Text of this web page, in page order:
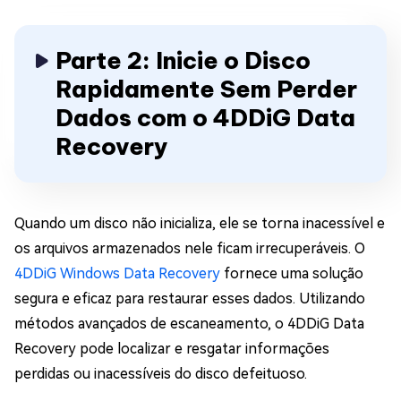
Parte 2: Inicie o Disco
Rapidamente Sem Perder
Dados com o 4DDiG Data
Recovery
Quando um disco não inicializa, ele se torna inacessível e
os arquivos armazenados nele ficam irrecuperáveis. O
4DDiG Windows Data Recovery fornece uma solução
segura e eficaz para restaurar esses dados. Utilizando
métodos avançados de escaneamento, o 4DDiG Data
Recovery pode localizar e resgatar informações
perdidas ou inacessíveis do disco defeituoso.